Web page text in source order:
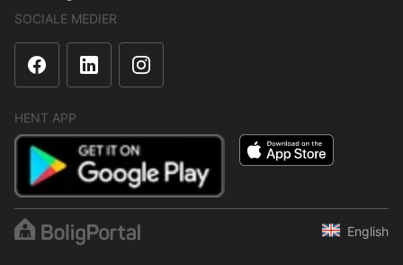
SOCIALE MEDIER
HENT APP
English